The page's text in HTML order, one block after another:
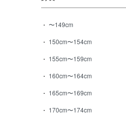
〜149cm
150cm〜154cm
155cm〜159cm
160cm〜164cm
165cm〜169cm
170cm〜174cm